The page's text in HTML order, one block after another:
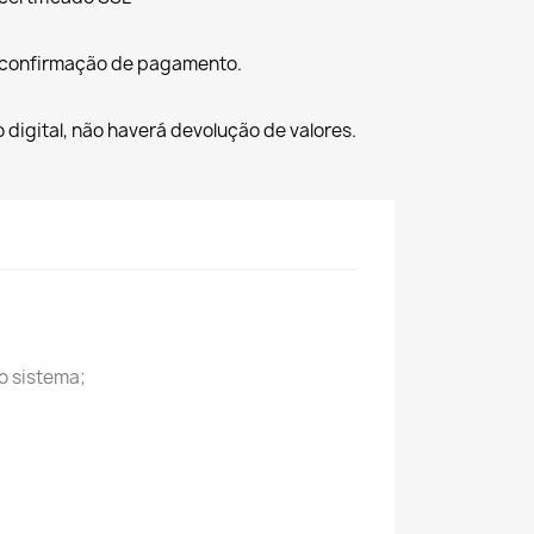
de pagamento.
não haverá devolução de valores.
sistema;